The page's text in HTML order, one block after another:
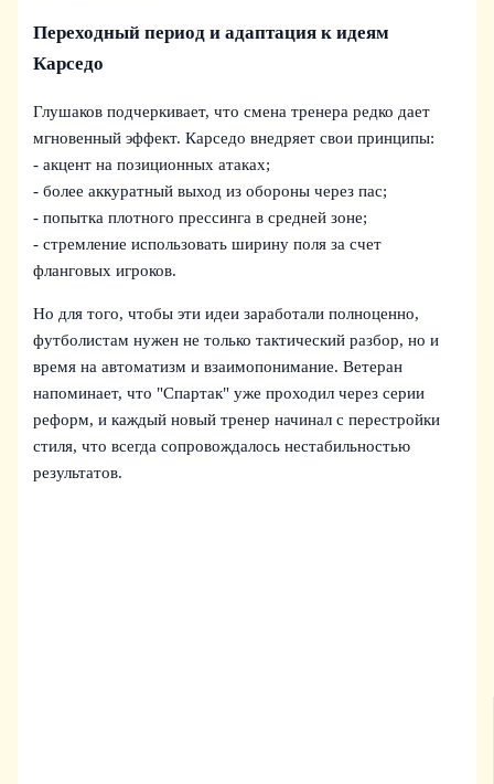
Переходный период и адаптация к идеям
Карседо
Глушаков подчеркивает, что смена тренера редко дает
мгновенный эффект. Карседо внедряет свои принципы:
- акцент на позиционных атаках;
- более аккуратный выход из обороны через пас;
- попытка плотного прессинга в средней зоне;
- стремление использовать ширину поля за счет
фланговых игроков.
Но для того, чтобы эти идеи заработали полноценно,
футболистам нужен не только тактический разбор, но и
время на автоматизм и взаимопонимание. Ветеран
напоминает, что "Спартак" уже проходил через серии
реформ, и каждый новый тренер начинал с перестройки
стиля, что всегда сопровождалось нестабильностью
результатов.